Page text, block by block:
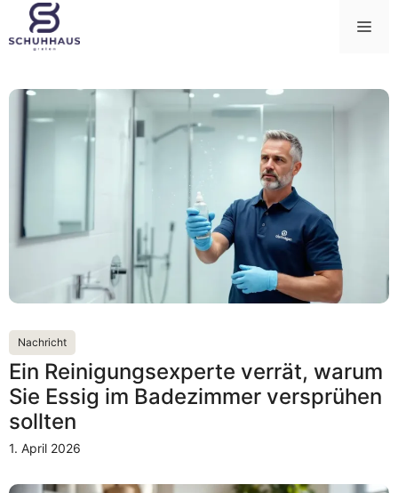
Zum
Inhalt
springen
Nachricht
Ein Reinigungsexperte verrät, warum
Sie Essig im Badezimmer versprühen
sollten
1. April 2026